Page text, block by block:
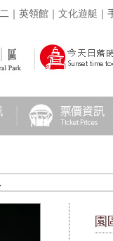
｜ 英領館｜ 文化遊艇 ｜
園